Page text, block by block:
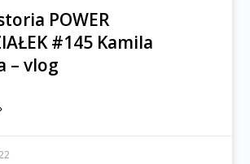
POWER
#145 Kamila
– vlog